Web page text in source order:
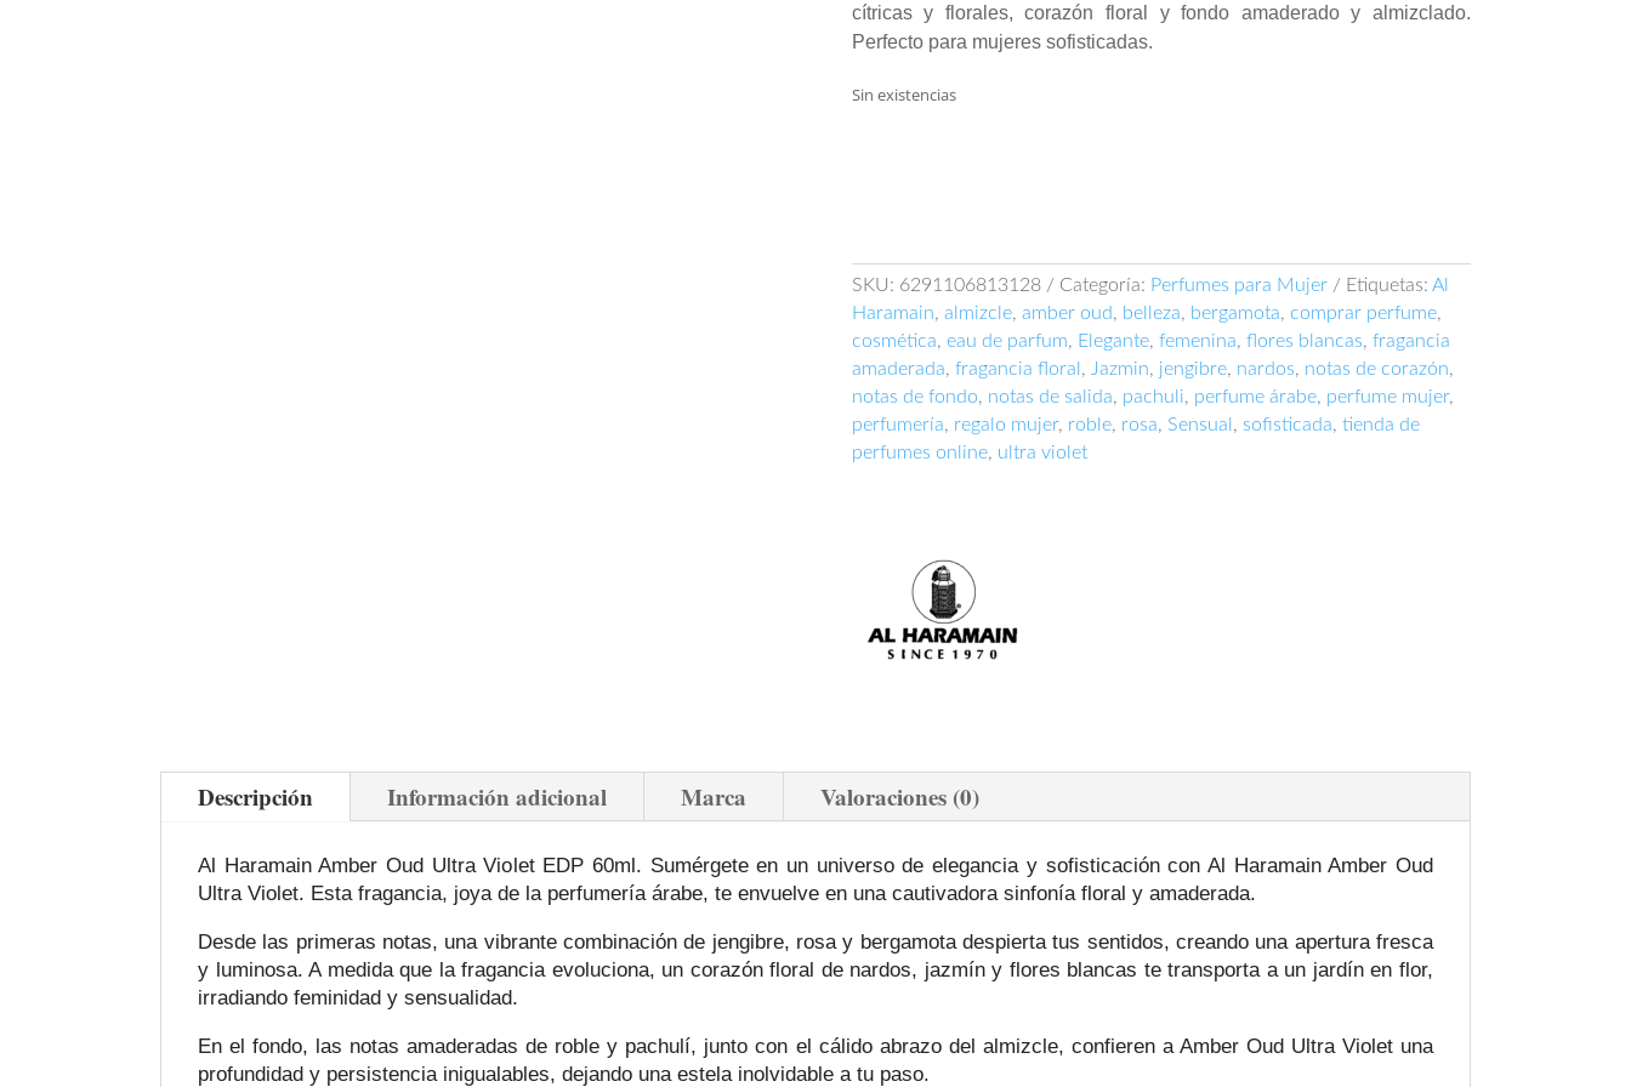
cítricas y florales, corazón floral y fondo amaderado y almizclado.
Perfecto para mujeres sofisticadas.
Sin existencias
SKU: 6291106813128 Categoría: Perfumes para Mujer Etiquetas: Al
Haramain, almizcle, amber oud, belleza, bergamota, comprar perfume,
cosmética, eau de parfum, Elegante, femenina, flores blancas, fragancia
amaderada, fragancia floral , Jazmin, jengibre, nardos, notas de corazón,
notas de fondo, notas de salida, pachuli, perfume árabe, perfume mujer,
perfumería, regalo mujer, roble, rosa, Sensual , sofisticada, tienda de
perfumes online, ultra violet
Descripción Información adicional Marca Valoraciones (0)
Al Haramain Amber Oud Ultra Violet EDP 60ml. Sumérgete en un universo de elegancia y sofisticación con Al Haramain Amber Oud
Ultra Violet. Esta fragancia, joya de la perfumería árabe, te envuelve en una cautivadora sinfonía floral y amaderada.
Desde las primeras notas, una vibrante combinación de jengibre, rosa y bergamota despierta tus sentidos, creando una apertura fresca
y luminosa. A medida que la fragancia evoluciona, un corazón floral de nardos, jazmín y flores blancas te transporta a un jardín en flor,
irradiando feminidad y sensualidad.
En el fondo, las notas amaderadas de roble y pachulí, junto con el cálido abrazo del almizcle, confieren a Amber Oud Ultra Violet una
profundidad y persistencia inigualables, dejando una estela inolvidable a tu paso.